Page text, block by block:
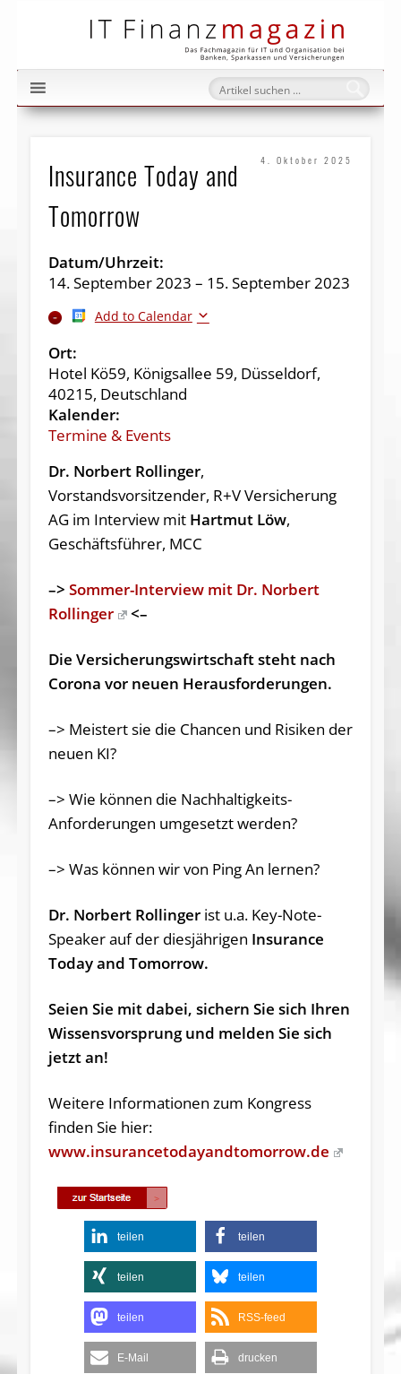
4. Oktober 2025
Insurance Today and
Tomorrow
Datum/Uhrzeit:
14. September 2023 – 15. September 2023
Add to Calendar
Ort:
Hotel Kö59, Königsallee 59, Düsseldorf,
40215, Deutschland
Kalender:
Termine & Events
Dr. Norbert Rollinger,
Vorstandsvorsitzender, R+V Versicherung
AG im Interview mit Hartmut Löw,
Geschäftsführer, MCC
–> Sommer-Interview mit Dr. Norbert
Rollinger
<–
Die Versicherungswirtschaft steht nach
Corona vor neuen Herausforderungen.
–> Meistert sie die Chancen und Risiken der
neuen KI?
–> Wie können die Nachhaltigkeits-
Anforderungen umgesetzt werden?
–> Was können wir von Ping An lernen?
Dr. Norbert Rollingerist u.a. Key-Note-
Speaker auf der diesjährigen Insurance
Today and Tomorrow.
Seien Sie mit dabei, sichern Sie sich Ihren
Wissensvorsprung und melden Sie sich
jetzt an!
Weitere Informationen zum Kongress
finden Sie hier:
www.insurancetodayandtomorrow.de
teilen teilen
teilen teilen
teilen RSS-feed
E-Mail drucken